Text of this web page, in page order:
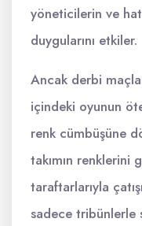
yöneticilerin ve
duygularını etkiler.
Ancak derbi
içindeki oyunun
renk cümbüşüne
takımın renklerini
taraftarlarıyla
sadece tribünlerle